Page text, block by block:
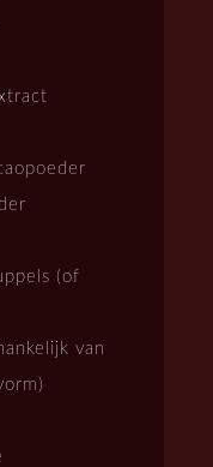
(of
van